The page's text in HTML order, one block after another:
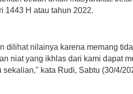
1443 H atau tahun 2022.
dilihat nilainya karena memang
niat yang ikhlas dari kami dapat
sekalian," kata Rudi, Sabtu (30/4/